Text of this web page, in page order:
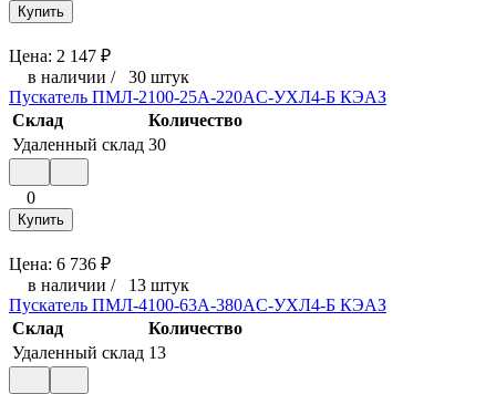
Купить
Цена: 2 147 ₽
в наличии / 30 штук
Пускатель ПМЛ-2100-25А-220AC-УХЛ4-Б КЭАЗ
Склад
Количество
Удаленный склад 30
0
Купить
Цена: 6 736 ₽
в наличии / 13 штук
Пускатель ПМЛ-4100-63А-380AC-УХЛ4-Б КЭАЗ
Склад
Количество
Удаленный склад 13